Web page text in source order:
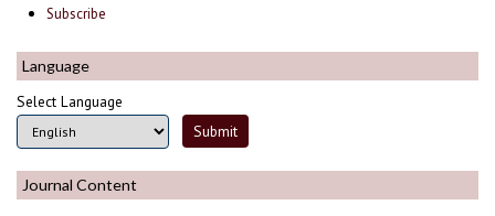
Subscribe
Language
Select Language
Journal Content